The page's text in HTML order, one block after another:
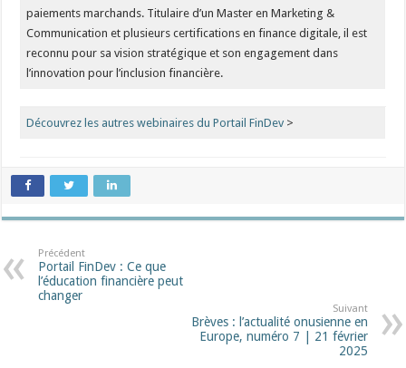
paiements marchands. Titulaire d’un Master en Marketing &
Communication et plusieurs certifications en finance digitale, il est
reconnu pour sa vision stratégique et son engagement dans
l’innovation pour l’inclusion financière.
Découvrez les autres webinaires du Portail FinDev >
Précédent
Portail FinDev : Ce que
l’éducation financière peut
changer
Suivant
Brèves : l’actualité onusienne en
Europe, numéro 7 | 21 février
2025